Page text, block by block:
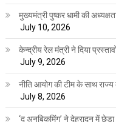
मुख्यमंत्री पुष्कर धामी की
July 10, 2026
केन्द्रीय रेल मंत्री ने दिया
July 9, 2026
नीति आयोग की टीम के साथ राज्य
July 8, 2026
‘द अनबिकमिंग’ ने देहरादून में